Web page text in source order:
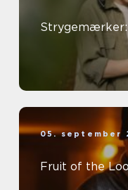
05. september
Fruit of the